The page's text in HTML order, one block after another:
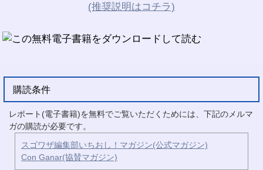
(推奨説明はコチラ)
購読条件
レポート(電子書籍)を無料でご覧いただくためには、下記のメルマ
ガの購読が必要です。
スゴワザ編集部いちおし！マガジン(公式マガジン)
Con Ganar(協賛マガジン)